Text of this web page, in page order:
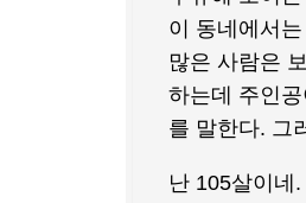
이 동네에서
많은 사람은
하는데 주인
를 말한다. 그
난 105살이네